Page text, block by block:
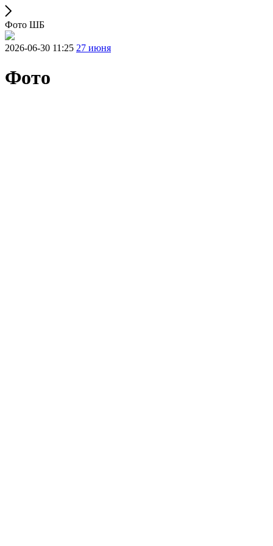
Фото ШБ
2026-06-30 11:25 27 июня
Фото